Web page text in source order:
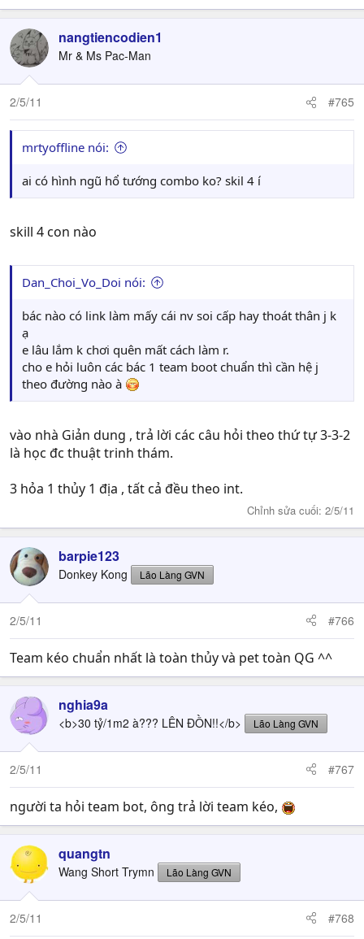
nangtiencodien1
Mr & Ms Pac-Man
2/5/11 #765
mrtyoffline nói:
ai có hình ngũ hổ tướng combo ko? skil 4 í
skill 4 con nào
Dan_Choi_Vo_Doi nói:
bác nào có link làm mấy cái nv soi cấp hay thoát thân j k
ạ
e lâu lắm k chơi quên mất cách làm r.
cho e hỏi luôn các bác 1 team boot chuẩn thì cần hệ j
theo đường nào à
vào nhà Giản dung , trả lời các câu hỏi theo thứ tự 3-3-2
là học đc thuật trinh thám.
3 hỏa 1 thủy 1 địa , tất cả đều theo int.
Chỉnh sửa cuối: 2/5/11
barpie123
Donkey Kong Lão Làng GVN
2/5/11 #766
Team kéo chuẩn nhất là toàn thủy và pet toàn QG ^^
nghia9a
<b>30 tỷ/1m2 à??? LÊN ĐỒN!!</b> Lão Làng GVN
2/5/11 #767
người ta hỏi team bot, ông trả lời team kéo,
quangtn
Wang Short Trymn Lão Làng GVN
2/5/11 #768